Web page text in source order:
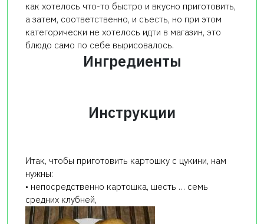
как хотелось что-то быстро и вкусно приготовить,
а затем, соответственно, и съесть, но при этом
категорически не хотелось идти в магазин, это
блюдо само по себе вырисовалось.
Ингредиенты
Инструкции
Итак, чтобы приготовить картошку с цукини, нам
нужны:
• непосредственно картошка, шесть … семь
средних клубней,